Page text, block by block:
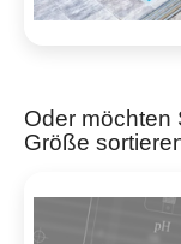
Oder möchten
Größe